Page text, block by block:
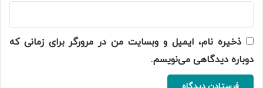
ذخیره نام، ایمیل و وبسایت من در مرورگر برای زمانی که
دوباره دیدگاهی می‌نویسم.